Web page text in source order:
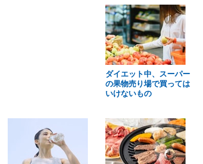
ダイエット中、スーパー
の果物売り場で買っては
いけないもの